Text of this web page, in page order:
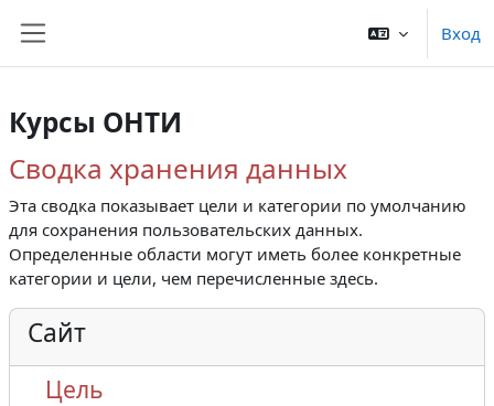
Вход
Курсы ОНТИ
Сводка хранения данных
Эта сводка показывает цели и категории по умолчанию
для сохранения пользовательских данных.
Определенные области могут иметь более конкретные
категории и цели, чем перечисленные здесь.
Сайт
Цель